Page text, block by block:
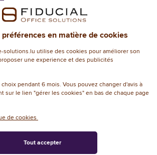
Luxembourg
Livraison offerte
en matière de cookies
solutions.lu utilise des cookies pour améliorer son
une experience et des publicités
pendant 6 mois. Vous pouvez changer d'avis à
sur le lien "gérer les cookies" en bas de chaque page
de cookies
Tout accepter